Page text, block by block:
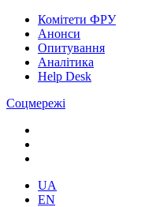
Комітети ФРУ
Анонси
Опитування
Аналітика
Help Desk
Соцмережі
UA
EN